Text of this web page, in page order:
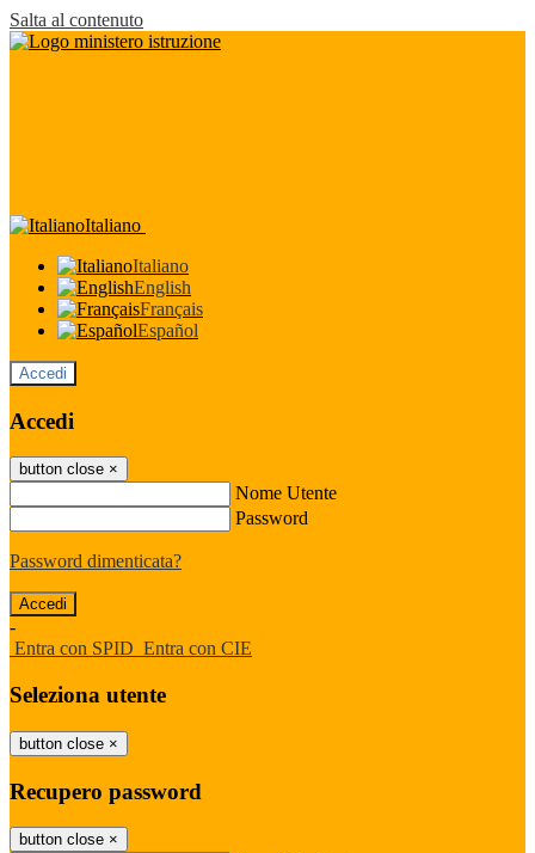
Salta al contenuto
Italiano
Italiano
English
Français
Español
Accedi
Accedi
button close ×
Nome Utente
Password
Password dimenticata?
-
Entra con SPID Entra con CIE
Seleziona utente
button close ×
Recupero password
button close ×